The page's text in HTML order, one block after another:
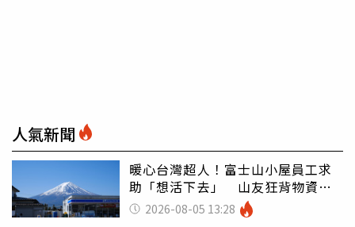
人氣新聞
暖心台灣超人！富士山小屋員工求
助「想活下去」 山友狂背物資上
山：台灣真的是寶島
2026-08-05 13:28